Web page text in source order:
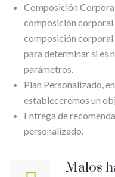
Composición
composición
composición corporal
para determinar si es
parámetros.
Plan Personalizado,
estableceremos un
Entrega de
personalizado.
Malos